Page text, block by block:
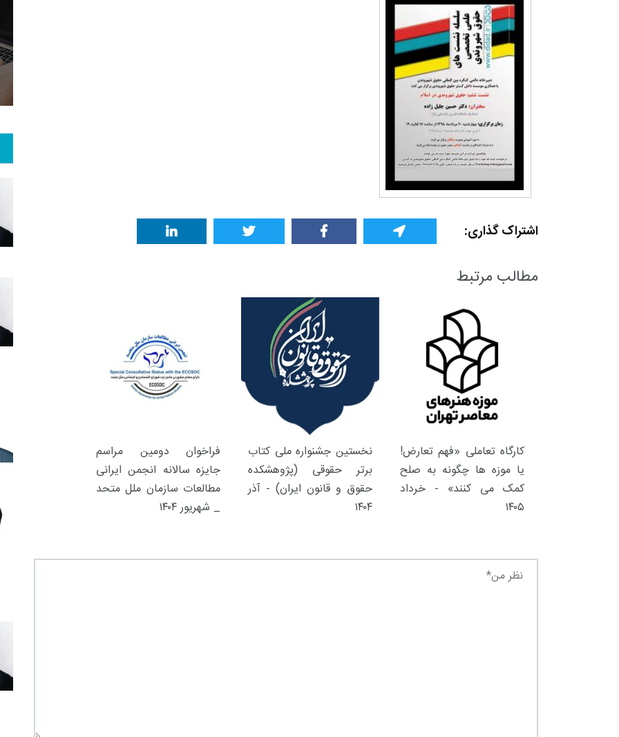
اشتراک گذاری:
مطالب مرتبط
کارگاه تعاملی «فهم تعارض!
یا موزه ها چگونه به صلح
کمک می کنند» - خرداد
۱۴۰۵
نخستین جشنواره ملی کتاب
برتر حقوقی (پژوهشکده
حقوق و قانون ایران) - آذر
۱۴۰۴
فراخوان دومین مراسم
جایزه سالانه انجمن ایرانی
مطالعات سازمان ملل متحد
_ شهریور ۱۴۰۴
12+
معرفی کتاب های حقوقی